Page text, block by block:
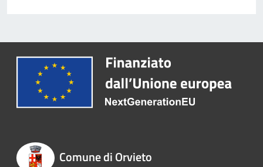
Comune di Orvieto